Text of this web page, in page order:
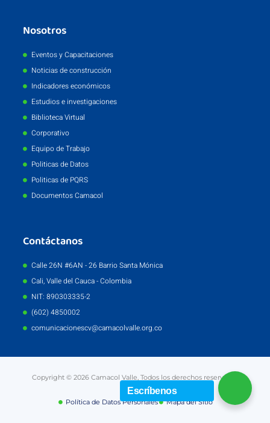
Nosotros
Eventos y Capacitaciones
Noticias de construcción
Indicadores económicos
Estudios e investigaciones
Biblioteca Virtual
Corporativo
Equipo de Trabajo
Politicas de Datos
Politicas de PQRS
Documentos Camacol
Contáctanos
Calle 26N #6AN - 26 Barrio Santa Mónica
Cali, Valle del Cauca - Colombia
NIT: 890303335-2
(602) 4850002
comunicacionescv@camacolvalle.org.co
Copyright © 2026 Camacol Valle, Todos los derechos reservados
Política de Datos Personales Mapa del Sitio
Escríbenos